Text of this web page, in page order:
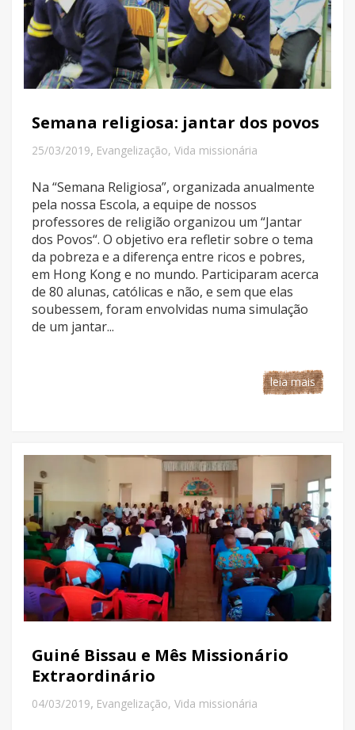
Semana religiosa: jantar dos povos
25/03/2019, Evangelização, Vida missionária
Na “Semana Religiosa”, organizada anualmente
pela nossa Escola, a equipe de nossos
professores de religião organizou um “Jantar
dos Povos“. O objetivo era refletir sobre o tema
da pobreza e a diferença entre ricos e pobres,
em Hong Kong e no mundo. Participaram acerca
de 80 alunas, católicas e não, e sem que elas
soubessem, foram envolvidas numa simulação
de um jantar...
leia mais
Guiné Bissau e Mês Missionário
Extraordinário
04/03/2019, Evangelização, Vida missionária